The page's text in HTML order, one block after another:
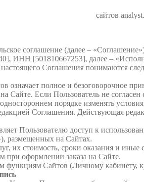
сайтов
соглашение (далее –
ИНН [501810667253], далее –
Соглашения понимаются
означает полное и безоговорочное
Сайте. Если Пользователь не
порядке изменять
Соглашения. Действующая
Пользователю доступ к
размещенных на Сайтах.
их стоимость, сроки оказания и
при оформлении заказа на Сайте.
функциям Сайтов (Личному кабинету,